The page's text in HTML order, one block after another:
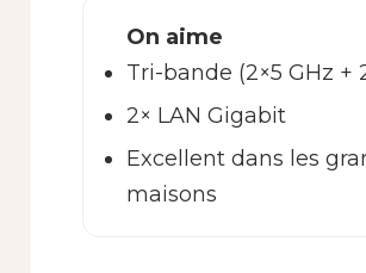
On aime
Tri-bande (2×5 GHz +
2× LAN Gigabit
Excellent dans les
maisons